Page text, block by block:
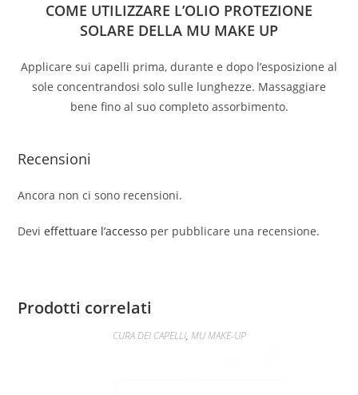
COME UTILIZZARE L’OLIO PROTEZIONE
SOLARE DELLA MU MAKE UP
Applicare sui capelli prima, durante e dopo l’esposizione al
sole concentrandosi solo sulle lunghezze. Massaggiare
bene fino al suo completo assorbimento.
Recensioni
Ancora non ci sono recensioni.
Devieffettuare l’accesso per pubblicare una recensione.
Prodotti correlati
CURA DEI CAPELLI, MU MAKE-UP